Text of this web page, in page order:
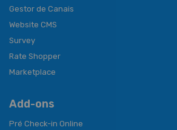
Gestor de Canais
Website CMS
Survey
Rate Shopper
Marketplace
Add-ons
Pré Check-in Online